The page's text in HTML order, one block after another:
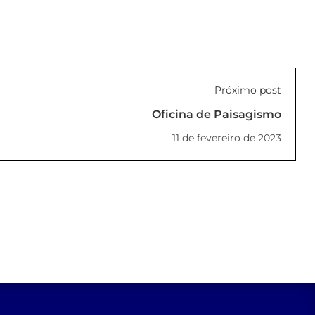
Próximo post
Oficina de Paisagismo
11 de fevereiro de 2023